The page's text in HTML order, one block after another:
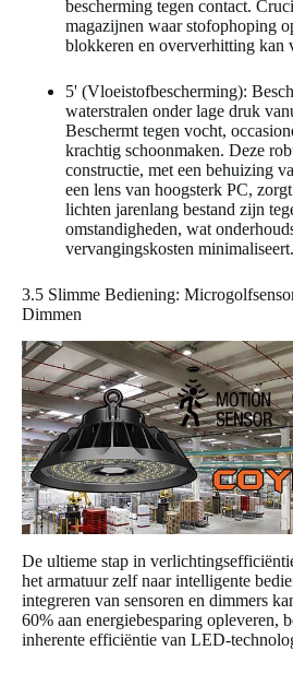
bescherming tegen contact.
magazijnen waar stofophoping
blokkeren en oververhitting kan
5' (Vloeistofbescherming):
waterstralen onder lage druk
Beschermt tegen vocht,
krachtig schoonmaken. Deze
constructie, met een behuizing
een lens van hoogsterk PC,
lichten jarenlang bestand zijn
omstandigheden, wat
vervangingskosten minimaliseert.
3.5 Slimme Bediening:
Dimmen
De ultieme stap in
het armatuur zelf naar intelligente
integreren van sensoren en dimmers
60% aan energiebesparing opleveren,
inherente efficiëntie van LED-